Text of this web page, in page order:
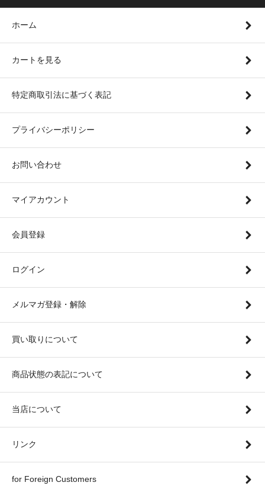
ホーム
カートを見る
特定商取引法に基づく表記
プライバシーポリシー
お問い合わせ
マイアカウント
会員登録
ログイン
メルマガ登録・解除
買い取りについて
商品状態の表記について
当店について
リンク
for Foreign Customers